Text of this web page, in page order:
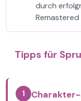
durch
Remastered
Tipps für
1